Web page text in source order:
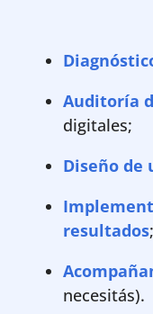
Auditoría
digitales;
Diseño de
resultados;
necesitás).